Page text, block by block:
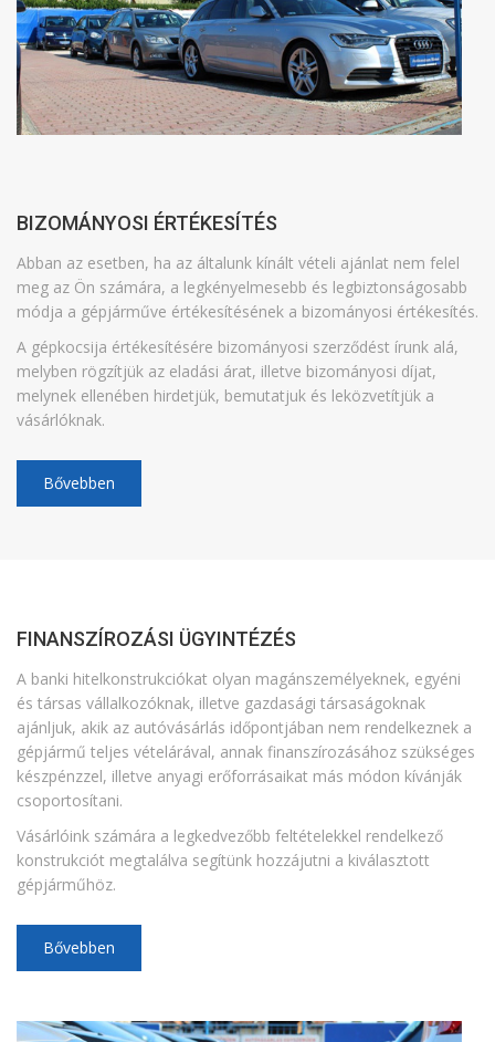
BIZOMÁNYOSI ÉRTÉKESÍTÉS
Abban az esetben, ha az általunk kínált vételi ajánlat nem felel
meg az Ön számára, a legkényelmesebb és legbiztonságosabb
módja a gépjárműve értékesítésének a bizományosi értékesítés.
A gépkocsija értékesítésére bizományosi szerződést írunk alá,
melyben rögzítjük az eladási árat, illetve bizományosi díjat,
melynek ellenében hirdetjük, bemutatjuk és leközvetítjük a
vásárlóknak.
Bővebben
FINANSZÍROZÁSI ÜGYINTÉZÉS
A banki hitelkonstrukciókat olyan magánszemélyeknek, egyéni
és társas vállalkozóknak, illetve gazdasági társaságoknak
ajánljuk, akik az autóvásárlás időpontjában nem rendelkeznek a
gépjármű teljes vételárával, annak finanszírozásához szükséges
készpénzzel, illetve anyagi erőforrásaikat más módon kívánják
csoportosítani.
Vásárlóink számára a legkedvezőbb feltételekkel rendelkező
konstrukciót megtalálva segítünk hozzájutni a kiválasztott
gépjárműhöz.
Bővebben